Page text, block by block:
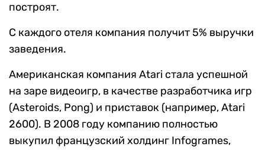
построят.
С каждого отеля компания получит 5% выручки
заведения.
Американская компания Atari стала успешной
на заре видеоигр, в качестве разработчика игр
(Asteroids, Pong) и приставок (например, Atari
2600). В 2008 году компанию полностью
выкупил французский холдинг Infogrames,